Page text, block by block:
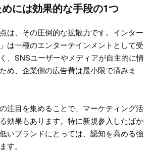
には効果的な手段の1つ
は、その圧倒的な拡散力です。インター
は一種のエンターテインメントとして受
、SNSユーザーやメディアが自主的に情
め、企業側の広告費は最小限で済みま
注目を集めることで、マーケティング活
効果もあります。特に新規参入したばか
いブランドにとっては、認知を高める強
す。